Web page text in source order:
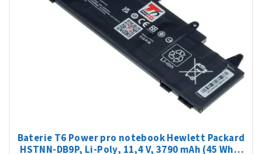
Baterie T6 Power pro notebook Hewlett Packard
HSTNN-DB9P, Li-Poly, 11,4 V, 3790 mAh (45 Wh),